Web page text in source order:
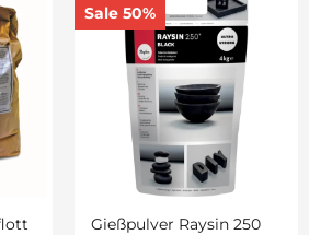
Sale 50%
Gießpulver Raysin 250